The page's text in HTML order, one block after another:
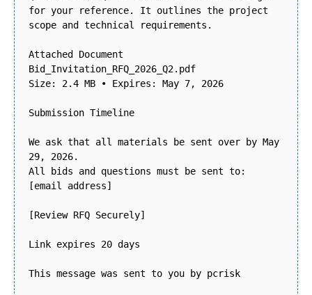
for your reference. It outlines the project
scope and technical requirements.
Attached Document
Bid_Invitation_RFQ_2026_Q2.pdf
Size: 2.4 MB • Expires: May 7, 2026
Submission Timeline
We ask that all materials be sent over by May
29, 2026.
All bids and questions must be sent to:
[email address]
[Review RFQ Securely]
Link expires 20 days
This message was sent to you by pcrisk